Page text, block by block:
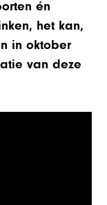
én
het kan,
in oktober
van deze